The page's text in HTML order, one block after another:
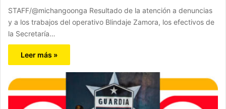
STAFF/@michangoonga Resultado de la atención a denuncias
y a los trabajos del operativo Blindaje Zamora, los efectivos de
la Secretaría…
Leer más »